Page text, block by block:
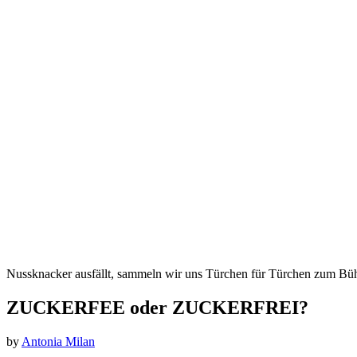
Nussknacker ausfällt, sammeln wir uns Türchen für Türchen zum
ZUCKERFEE oder ZUCKERFREI?
by Antonia Milan